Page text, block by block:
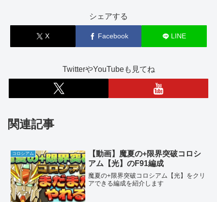
シェアする
X Facebook LINE
TwitterやYouTubeも見てね
関連記事
コロシアム
【動画】魔夏の+限界突破コロシ
アム【光】のF91編成
魔夏の+限界突破コロシアム【光】をクリ
アできる編成を紹介します